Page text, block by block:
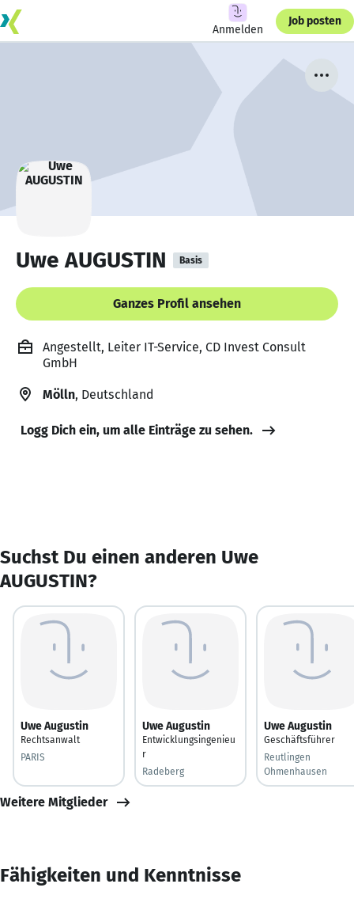
Anmelden
Job posten
Uwe AUGUSTIN Basis
Ganzes Profil ansehen
Angestellt, Leiter IT-Service, CD Invest Consult
GmbH
Mölln, Deutschland
Logg Dich ein, um alle Einträge zu sehen.
Suchst Du einen anderen Uwe
AUGUSTIN?
Uwe Augustin
Rechtsanwalt
PARIS
Uwe Augustin
Entwicklungsingenieu
r
Radeberg
Uwe Augustin
Geschäftsführer
Reutlingen
Ohmenhausen
Weitere Mitglieder
Fähigkeiten und Kenntnisse